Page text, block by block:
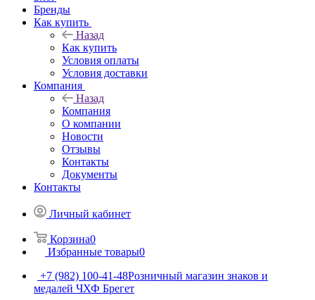
Бренды
Как купить
Назад
Как купить
Условия оплаты
Условия доставки
Компания
Назад
Компания
О компании
Новости
Отзывы
Контакты
Документы
Контакты
Личный кабинет
Корзина0
Избранные товары0
+7 (982) 100-41-48Розничный магазин знаков и
медалей ЧХФ Брегет